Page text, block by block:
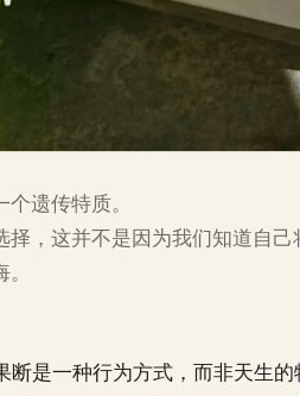
遗传特质。
择，这并不是因为我们知道自
断是一种行为方式，而非天生